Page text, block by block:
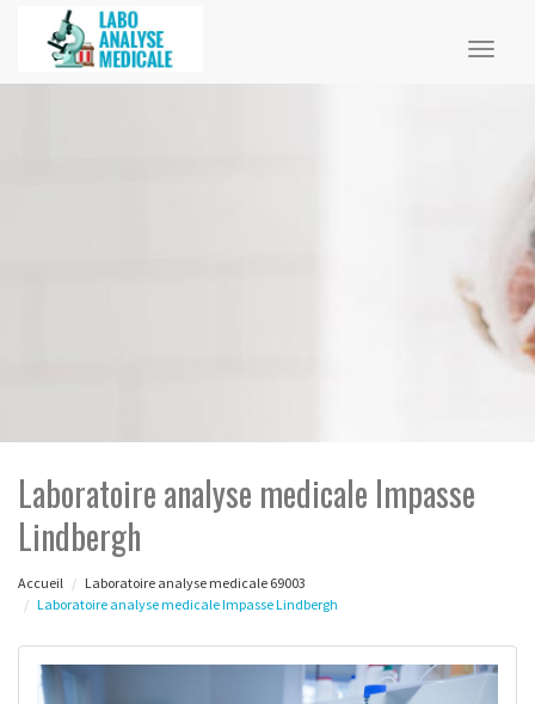
Laboratoire analyse medicale Impasse
Lindbergh
Accueil
Laboratoire analyse medicale 69003
Laboratoire analyse medicale Impasse Lindbergh